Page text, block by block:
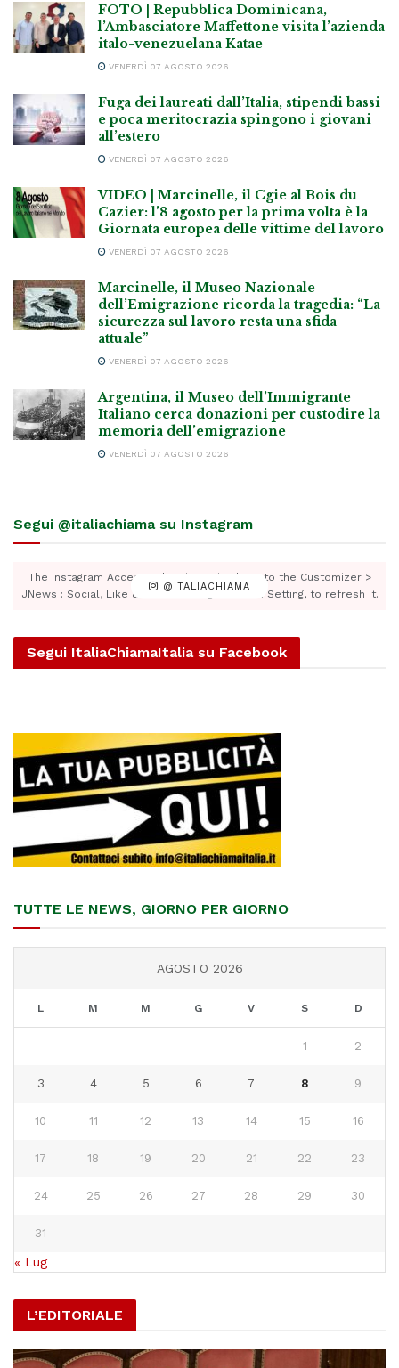
FOTO | Repubblica Dominicana,
l’Ambasciatore Maffettone visita l’azienda
italo-venezuelana Katae
VENERDÌ 07 AGOSTO 2026
Fuga dei laureati dall’Italia, stipendi bassi
e poca meritocrazia spingono i giovani
all’estero
VENERDÌ 07 AGOSTO 2026
VIDEO | Marcinelle, il Cgie al Bois du
Cazier: l’8 agosto per la prima volta è la
Giornata europea delle vittime del lavoro
VENERDÌ 07 AGOSTO 2026
Marcinelle, il Museo Nazionale
dell’Emigrazione ricorda la tragedia: “La
sicurezza sul lavoro resta una sfida
attuale”
VENERDÌ 07 AGOSTO 2026
Argentina, il Museo dell’Immigrante
Italiano cerca donazioni per custodire la
memoria dell’emigrazione
VENERDÌ 07 AGOSTO 2026
Segui @italiachiama su Instagram
@ITALIACHIAMA
The Instagram Access Token is expired, Go to the Customizer >
JNews : Social, Like & View > Instagram Feed Setting, to refresh it.
Segui ItaliaChiamaItalia su Facebook
TUTTE LE NEWS, GIORNO PER GIORNO
AGOSTO 2026
L M M G V S D
1 2
3 4 5 6 7 8 9
10 11 12 13 14 15 16
17 18 19 20 21 22 23
24 25 26 27 28 29 30
31
« Lug
L’EDITORIALE